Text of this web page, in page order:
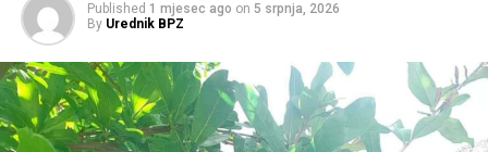
Published 1 mjesec ago on 5 srpnja, 2026
By Urednik BPZ